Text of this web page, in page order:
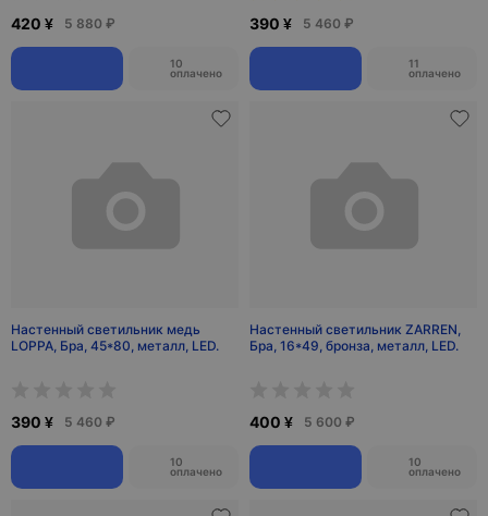
420 ¥ 5 880 ₽
10
оплачено
390 ¥ 5 460 ₽
11
оплачено
Настенный светильник медь
LOPPA, Бра, 45*80, металл, LED.
390 ¥ 5 460 ₽
10
оплачено
Настенный светильник ZARREN,
Бра, 16*49, бронза, металл, LED.
400 ¥ 5 600 ₽
10
оплачено